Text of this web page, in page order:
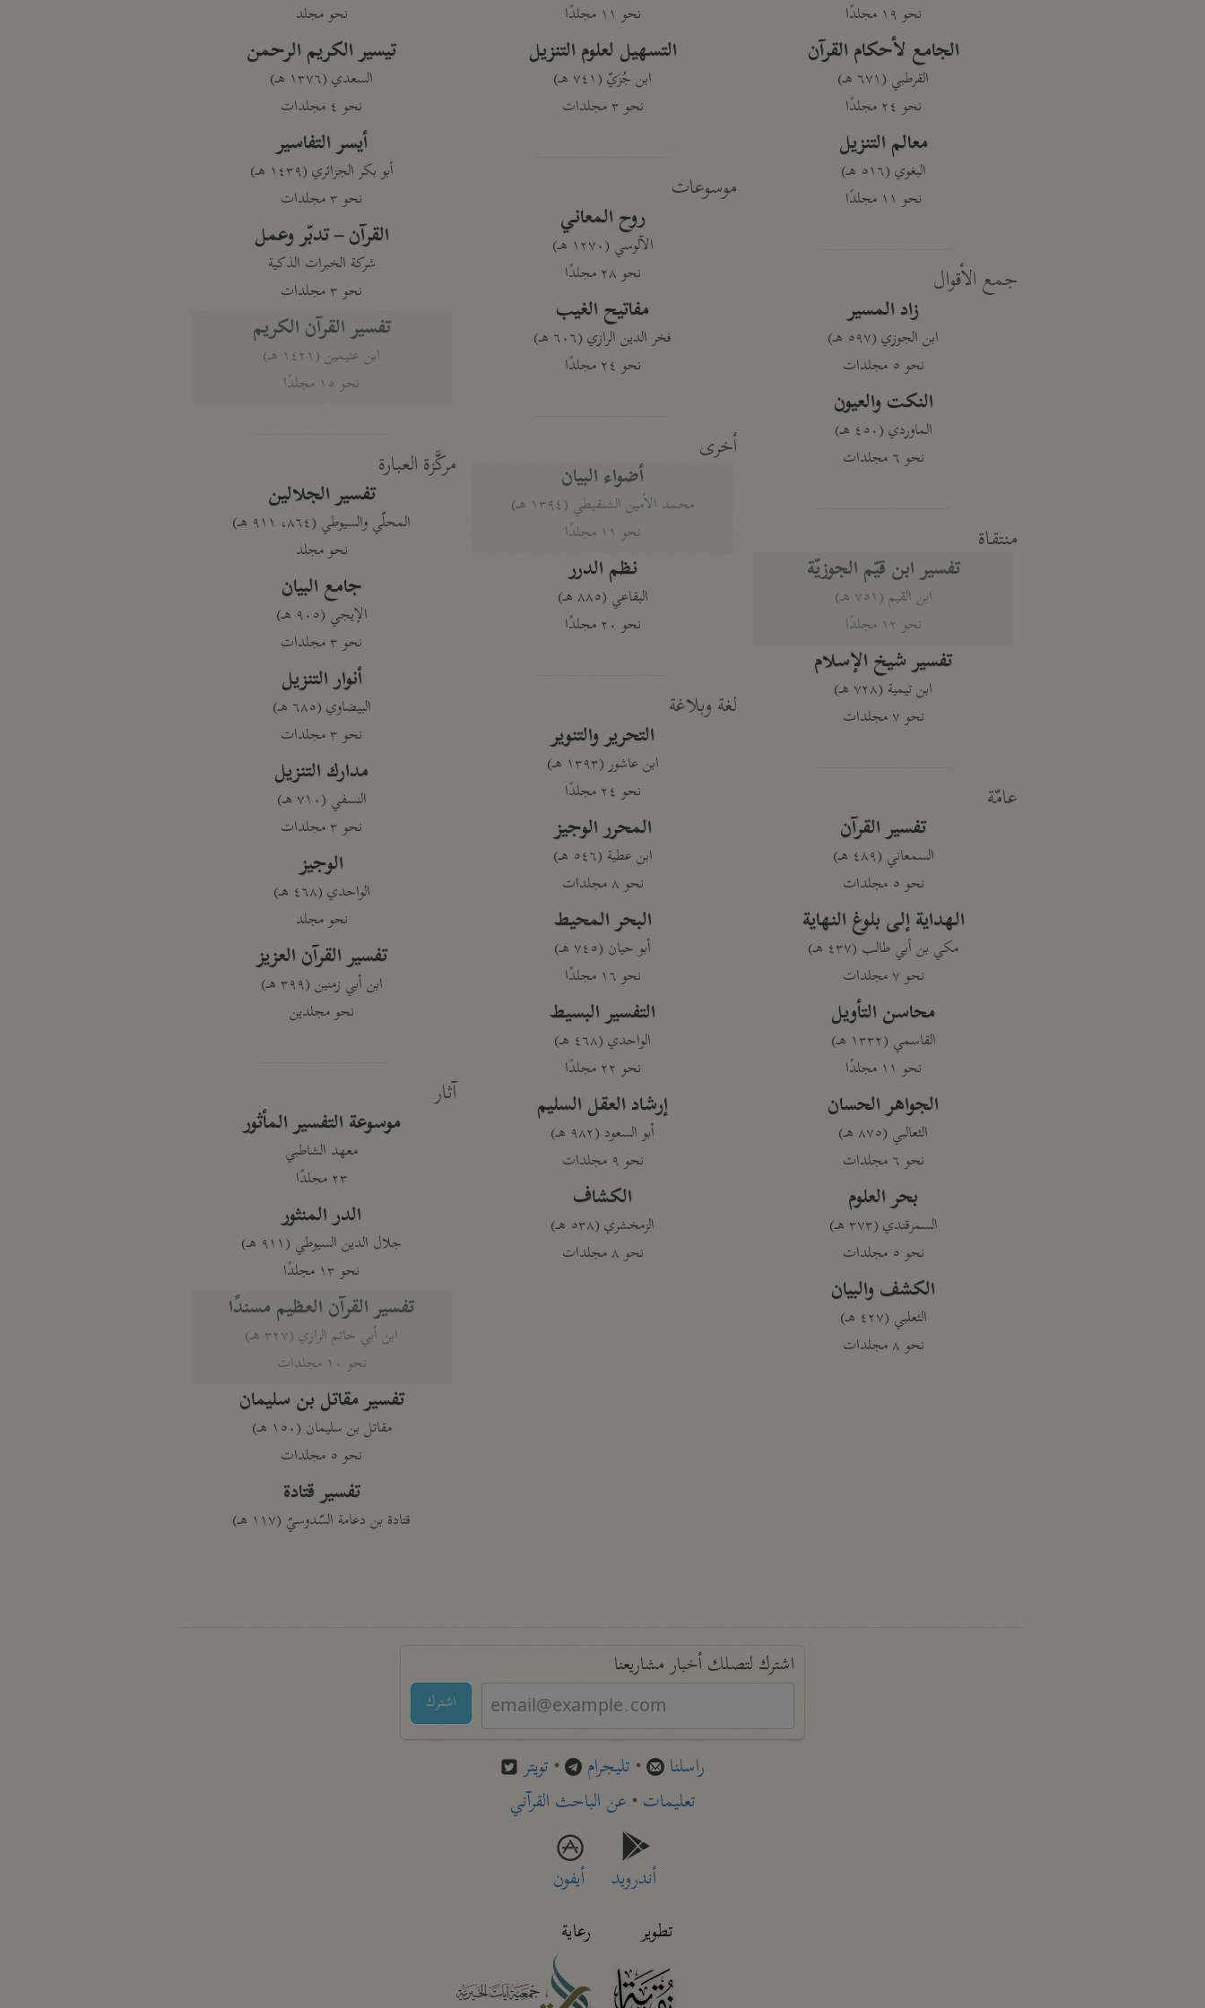
نحو ١٩ مجلدًا
الجامع لأحكام القرآن
القرطبي (٦٧١ هـ)
نحو ٢٤ مجلدًا
معالم التنزيل
البغوي (٥١٦ هـ)
نحو ١١ مجلدًا
جمع الأقوال
زاد المسير
ابن الجوزي (٥٩٧ هـ)
نحو ٥ مجلدات
النكت والعيون
الماوردي (٤٥٠ هـ)
نحو ٦ مجلدات
منتقاة
تفسير ابن قيّم الجوزيّة
ابن القيم (٧٥١ هـ)
نحو ١٢ مجلدًا
تفسير شيخ الإسلام
ابن تيمية (٧٢٨ هـ)
نحو ٧ مجلدات
عامّة
تفسير القرآن
السمعاني (٤٨٩ هـ)
نحو ٥ مجلدات
الهداية إلى بلوغ النهاية
مكي بن أبي طالب (٤٣٧ هـ)
نحو ٧ مجلدات
محاسن التأويل
القاسمي (١٣٣٢ هـ)
نحو ١١ مجلدًا
الجواهر الحسان
الثعالبي (٨٧٥ هـ)
نحو ٦ مجلدات
بحر العلوم
السمرقندي (٣٧٣ هـ)
نحو ٥ مجلدات
الكشف والبيان
الثعلبي (٤٢٧ هـ)
نحو ٨ مجلدات
نحو ١١ مجلدًا
التسهيل لعلوم التنزيل
ابن جُزَيّ (٧٤١ هـ)
نحو ٣ مجلدات
موسوعات
روح المعاني
الآلوسي (١٢٧٠ هـ)
نحو ٢٨ مجلدًا
مفاتيح الغيب
فخر الدين الرازي (٦٠٦ هـ)
نحو ٢٤ مجلدًا
أخرى
أضواء البيان
محمد الأمين الشنقيطي (١٣٩٤ هـ)
نحو ١١ مجلدًا
نظم الدرر
البقاعي (٨٨٥ هـ)
نحو ٢٠ مجلدًا
لغة وبلاغة
التحرير والتنوير
ابن عاشور (١٣٩٣ هـ)
نحو ٢٤ مجلدًا
المحرر الوجيز
ابن عطية (٥٤٦ هـ)
نحو ٨ مجلدات
البحر المحيط
أبو حيان (٧٤٥ هـ)
نحو ١٦ مجلدًا
التفسير البسيط
الواحدي (٤٦٨ هـ)
نحو ٢٢ مجلدًا
إرشاد العقل السليم
أبو السعود (٩٨٢ هـ)
نحو ٩ مجلدات
الكشاف
الزمخشري (٥٣٨ هـ)
نحو ٨ مجلدات
نحو مجلد
تيسير الكريم الرحمن
السعدي (١٣٧٦ هـ)
نحو ٤ مجلدات
أيسر التفاسير
أبو بكر الجزائري (١٤٣٩ هـ)
نحو ٣ مجلدات
القرآن – تدبّر وعمل
شركة الخبرات الذكية
نحو ٣ مجلدات
تفسير القرآن الكريم
ابن عثيمين (١٤٢١ هـ)
نحو ١٥ مجلدًا
مركَّزة العبارة
تفسير الجلالين
المحلّي والسيوطي (٨٦٤، ٩١١ هـ)
نحو مجلد
جامع البيان
الإيجي (٩٠٥ هـ)
نحو ٣ مجلدات
أنوار التنزيل
البيضاوي (٦٨٥ هـ)
نحو ٣ مجلدات
مدارك التنزيل
النسفي (٧١٠ هـ)
نحو ٣ مجلدات
الوجيز
الواحدي (٤٦٨ هـ)
نحو مجلد
تفسير القرآن العزيز
ابن أبي زمنين (٣٩٩ هـ)
نحو مجلدين
آثار
موسوعة التفسير المأثور
معهد الشاطبي
٢٣ مجلدًا
الدر المنثور
جلال الدين السيوطي (٩١١ هـ)
نحو ١٣ مجلدًا
تفسير القرآن العظيم مسندًا
ابن أبي حاتم الرازي (٣٢٧ هـ)
نحو ١٠ مجلدات
تفسير مقاتل بن سليمان
مقاتل بن سليمان (١٥٠ هـ)
نحو ٥ مجلدات
تفسير قتادة
قتادة بن دعامة السّدوسيّ (١١٧ هـ)
اشترك لتصلك أخبار مشاريعنا
اشترك
راسلنا • تليجرام • تويتر
تعليمات• عن الباحث القرآني
أندرويد
أيفون
تطوير
رعاية